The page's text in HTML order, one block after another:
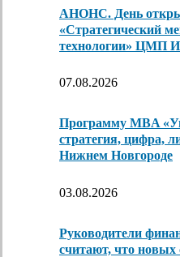
АНОНС. День
«Стратегический
технологии» ЦМП
07.08.2026
Программу MBA
стратегия, цифра,
Нижнем Новгороде
03.08.2026
Руководители
считают, что новых